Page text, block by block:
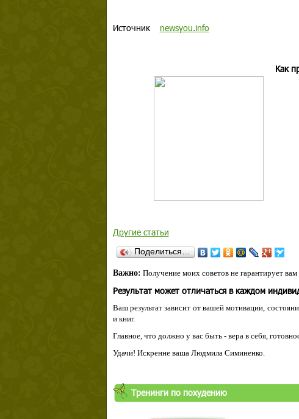
Источник newsyou.info
Как
Другие статьи
Поделиться…
Важно: Получение моих советов не гарантирует
Результат может отличаться в каждом
Ваш результат зависит от вашей мотивации,
и книг.
Главное, что должно у вас быть - вера в себя,
Удачи! Искренне ваша Людмила Симиненко.
Тренинги по похудению